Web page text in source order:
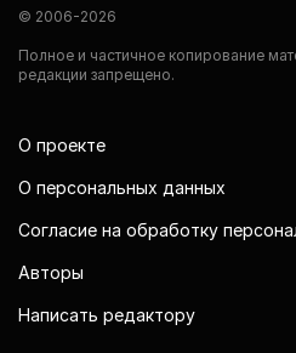
© 2006-2026
Полное и частичное копирование
редакции запрещено.
О проекте
О персональных данных
Согласие на обработку
Авторы
Написать редактору